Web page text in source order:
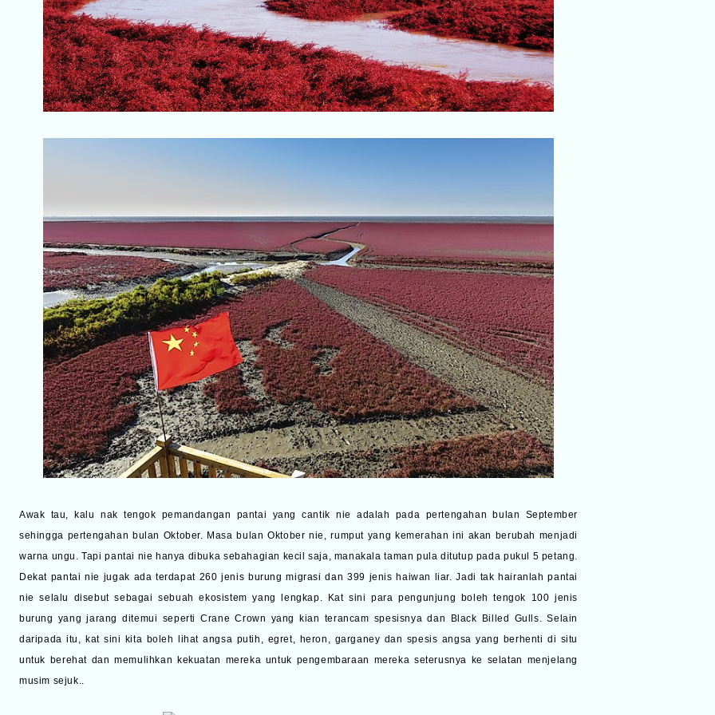
Awak tau, kalu nak tengok pemandangan pantai yang cantik nie adalah pada pertengahan bulan September
sehingga pertengahan bulan Oktober. Masa bulan Oktober nie, rumput yang kemerahan ini akan berubah menjadi
warna ungu. Tapi pantai nie hanya dibuka sebahagian kecil saja, manakala taman pula ditutup pada pukul 5 petang.
Dekat pantai nie jugak ada terdapat 260 jenis burung migrasi dan 399 jenis haiwan liar. Jadi tak hairanlah pantai
nie selalu disebut sebagai sebuah ekosistem yang lengkap. Kat sini para pengunjung boleh tengok 100 jenis
burung yang jarang ditemui seperti Crane Crown yang kian terancam spesisnya dan Black Billed Gulls. Selain
daripada itu, kat sini kita boleh lihat angsa putih, egret, heron, garganey dan spesis angsa yang berhenti di situ
untuk berehat dan memulihkan kekuatan mereka untuk pengembaraan mereka seterusnya ke selatan menjelang
musim sejuk..